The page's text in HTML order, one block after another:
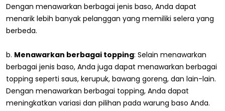
Dengan menawarkan berbagai jenis baso, Anda dapat
menarik lebih banyak pelanggan yang memiliki selera yang
berbeda.
b. Menawarkan berbagai topping: Selain menawarkan
berbagai jenis baso, Anda juga dapat menawarkan berbagai
topping seperti saus, kerupuk, bawang goreng, dan lain-lain.
Dengan menawarkan berbagai topping, Anda dapat
meningkatkan variasi dan pilihan pada warung baso Anda.